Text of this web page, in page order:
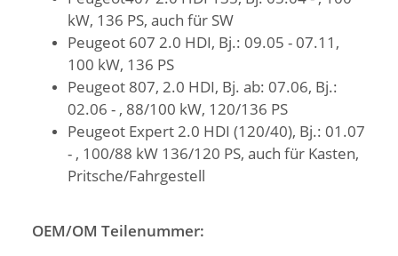
kW, 136 PS, auch für SW
Peugeot 607 2.0 HDI, Bj.: 09.05 - 07.11,
100 kW, 136 PS
Peugeot 807, 2.0 HDI, Bj. ab: 07.06, Bj.:
02.06 - , 88/100 kW, 120/136 PS
Peugeot Expert 2.0 HDI (120/40), Bj.: 01.07
- , 100/88 kW 136/120 PS, auch für Kasten,
Pritsche/Fahrgestell
OEM/OM Teilenummer: